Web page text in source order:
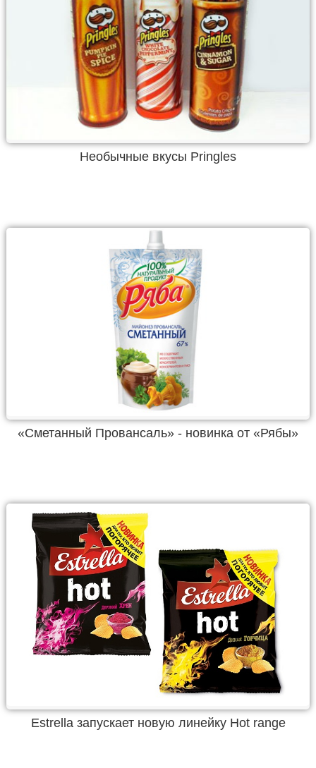
Необычные вкусы Pringles
«Сметанный Провансаль» - новинка от «Рябы»
Estrella запускает новую линейку Hot range